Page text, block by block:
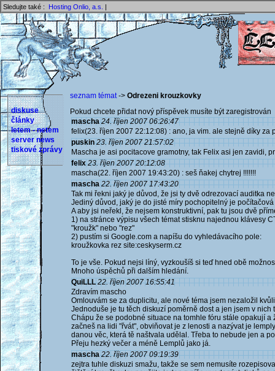
Sledujte také : Hosting Onlio, a.s. |
diskuse
články
letem - netem
server news
tiskové zprávy
seznam témat-> Odrezeni krouzkovky
Pokud chcete přidat nový příspěvek musíte být
mascha 24. říjen 2007 06:26:47
felix(23. říjen 2007 22:12:08) : ano, ja vim. ale stejně díky za
puskin 23. říjen 2007 21:57:02
Mascha je asi pocitacove gramotny, tak Felix asi jen zavidi,
felix 23. říjen 2007 20:12:08
mascha(22. říjen 2007 19:43:20) : seš ňakej chytrej !!!!!!!
mascha 22. říjen 2007 17:43:20
Tak mi řekni jaký je důvod, že jsi ty dvě odrezovací auditka
Jediný důvod, jaký je do jisté míry pochopitelný je
A aby jsi neřekl, že nejsem konstruktivní, pak tu jsou dvě
1) na stránce výpisu všech témat stisknu najednou klávesy
"kroužk" nebo "rez"
2) pustím si Google.com a napíšu do vyhledávacího pole:
kroužkovka rez site:ceskyserm.cz
To je vše. Pokud nejsi líný, vyzkoušíš si teď hned obě
Mnoho úspěchů při dalším hledání.
QuiLLL 22. říjen 2007 16:55:41
Zdravím mascho
Omlouvám se za duplicitu, ale nové téma jsem nezaložil
Jednoduše je tu těch diskuzí poměrně dost a jen jsem v nich
Chápu že se podobné situace na tomhle fóru stále opakují
začneš na lidi "řvát", obviňovat je z lenosti a nazývat je
danou věc, která tě naštvala udělal. Třeba to nebude jen a
Přeju hezký večer a méně Lemplů jako já.
mascha 22. říjen 2007 09:19:39
zejtra tuhle diskuzi smažu, takže se sem nemusíte